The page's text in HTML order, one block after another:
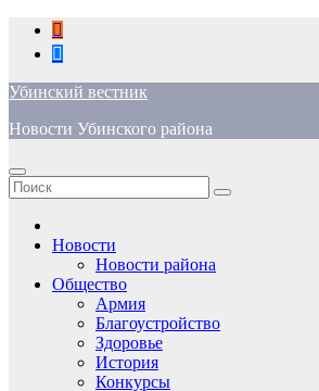
Перейти
содержимому
Убинский вестник
Новости Убинского района
Новости
Новости района
Общество
Армия
Благоустройство
Здоровье
История
Конкурсы